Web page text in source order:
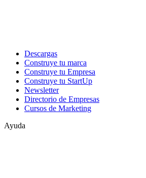
Descargas
Construye tu marca
Construye tu Empresa
Construye tu StartUp
Newsletter
Directorio de Empresas
Cursos de Marketing
Ayuda